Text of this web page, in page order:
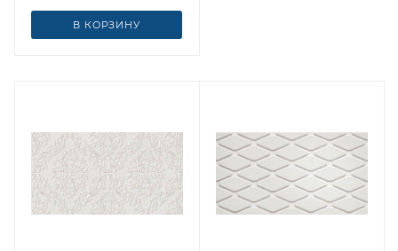
В КОРЗИНУ